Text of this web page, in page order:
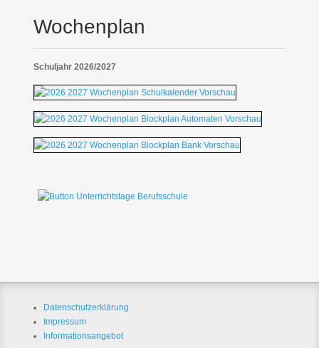
Wochenplan
Schuljahr 2026/2027
Datenschutzerklärung
Impressum
Informationsangebot